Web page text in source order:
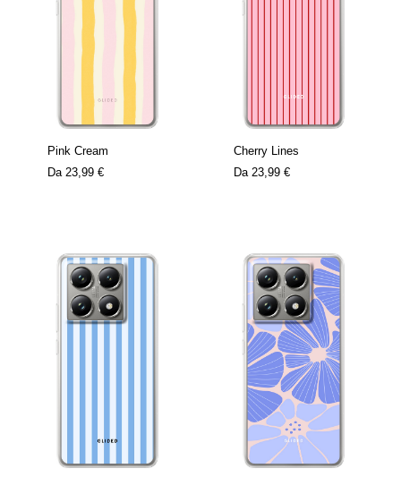
Pink Cream
Da 23,99 €
Cherry Lines
Da 23,99 €